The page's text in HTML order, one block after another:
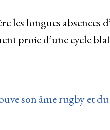
les longues absences
proie d’une cycle
son âme rugby et